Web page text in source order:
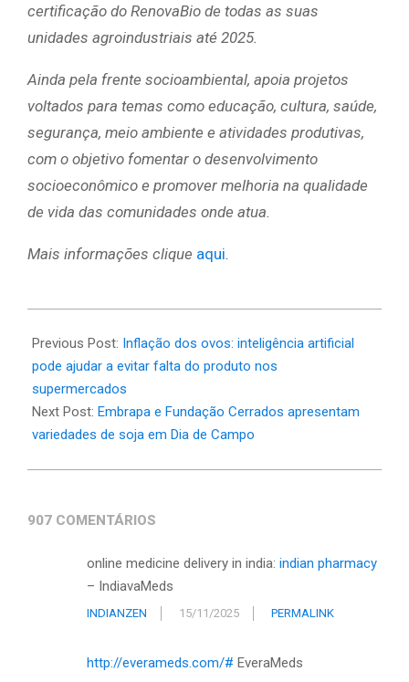
certificação do RenovaBio de todas as suas
unidades agroindustriais até 2025.
Ainda pela frente socioambiental, apoia projetos
voltados para temas como educação, cultura, saúde,
segurança, meio ambiente e atividades produtivas,
com o objetivo fomentar o desenvolvimento
socioeconômico e promover melhoria na qualidade
de vida das comunidades onde atua.
Mais informações clique aqui.
02-
14
Previous Post: Inflação dos ovos: inteligência artificial
pode ajudar a evitar falta do produto nos
supermercados
Next Post: Embrapa e Fundação Cerrados apresentam
variedades de soja em Dia de Campo
907 COMENTÁRIOS
online medicine delivery in india: indian pharmacy
– IndiavaMeds
INDIANZEN 15/11/2025 PERMALINK
http://everameds.com/# EveraMeds